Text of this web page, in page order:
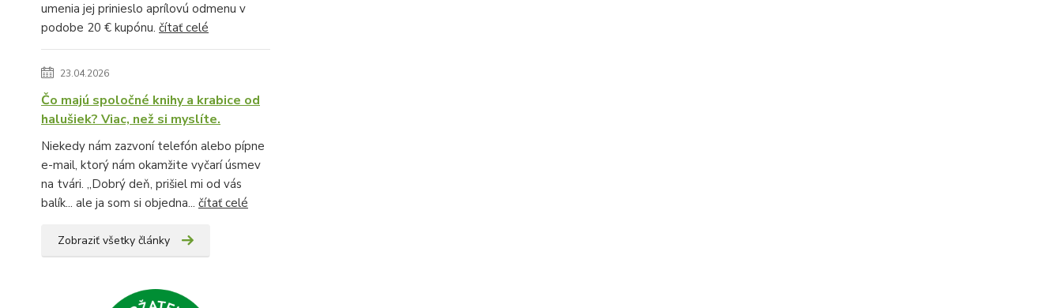
umenia jej prinieslo aprílovú odmenu v
podobe 20 € kupónu. čítať celé
23.04.2026
Čo majú spoločné knihy a krabice od
halušiek? Viac, než si myslíte.
Niekedy nám zazvoní telefón alebo pípne
e-mail, ktorý nám okamžite vyčarí úsmev
na tvári. „Dobrý deň, prišiel mi od vás
balík... ale ja som si objedna... čítať celé
Zobraziť všetky články